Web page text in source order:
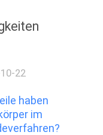
22
haben
im